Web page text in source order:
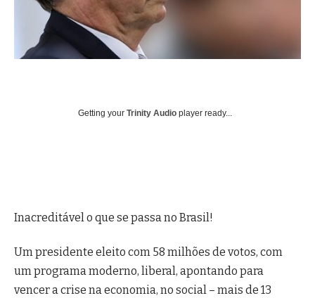
Getting your Trinity Audio player ready...
Inacreditável o que se passa no Brasil!
Um presidente eleito com 58 milhões de votos, com
um programa moderno, liberal, apontando para
vencer a crise na economia, no social – mais de 13